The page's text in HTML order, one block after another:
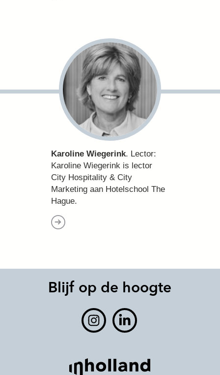
Karoline Wiegerink. Lector:
Karoline Wiegerink is lector
City Hospitality & City
Marketing aan Hotelschool The
Hague.
Blijf op de hoogte